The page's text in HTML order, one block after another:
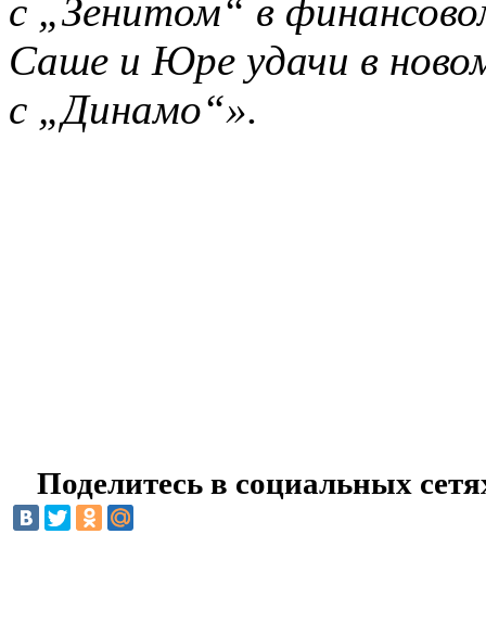
с „Зенитом“ в
Саше и Юре удачи в
с „Динамо“».
Поделитесь в социальных